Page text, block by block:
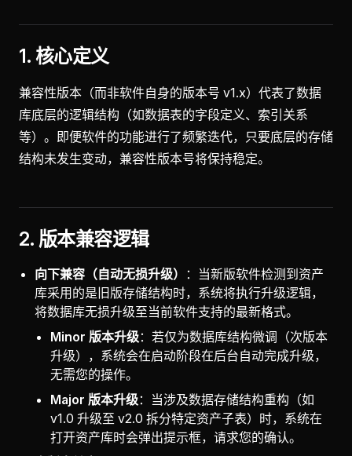
1. 核心定义
兼容性版本（而非软件自身的版本号 v1.x）代表了数据
库底层的逻辑结构（如数据表的字段定义、索引关系
等）。即便软件的功能进行了频繁迭代，只要底层的存储
结构未发生变动，兼容性版本号将保持稳定。
2. 版本兼容逻辑
向下兼容（自动无损升级）
：当新版软件检测到资产
库采用的是旧版存储结构时，系统将执行升级逻辑，
将数据库无损升级至当前软件支持的最新格式。
Minor 版本升级：若仅为数据库结构微调（次版本
升级），系统会在启动阶段在后台自动完成升级，
无需您的操作。
Major 版本升级：当涉及数据存储结构重构（如
v1.0 升级至 v2.0 拆分特定资产子表）时，系统在
打开资产库时会弹出提示框，请求您的确认。